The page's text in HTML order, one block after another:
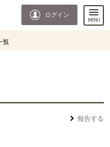
ログイン
覧
報告する